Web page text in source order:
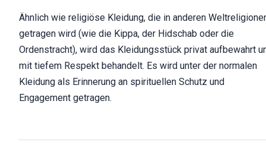
Ähnlich wie religiöse Kleidung, die in anderen
getragen wird (wie die Kippa, der Hidschab oder die
Ordenstracht), wird das Kleidungsstück privat aufbewahrt
mit tiefem Respekt behandelt. Es wird unter der normalen
Kleidung als Erinnerung an spirituellen Schutz und
Engagement getragen.